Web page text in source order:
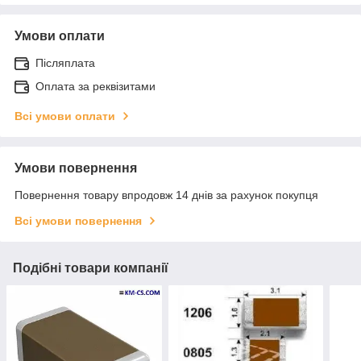
Умови оплати
Післяплата
Оплата за реквізитами
Всі умови оплати
Умови повернення
Повернення товару впродовж 14 днів за рахунок покупця
Всі умови повернення
Подібні товари компанії